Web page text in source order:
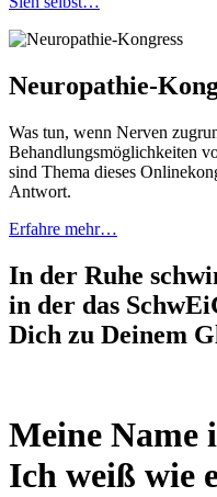
Neuropathie-
Was tun, wenn Nerven
Behandlungsmöglichkeiten
sind Thema dieses
Antwort.
Erfahre mehr…
In der Ruhe
in der das
Dich zu Deinem
Meine Name
Ich weiß wie